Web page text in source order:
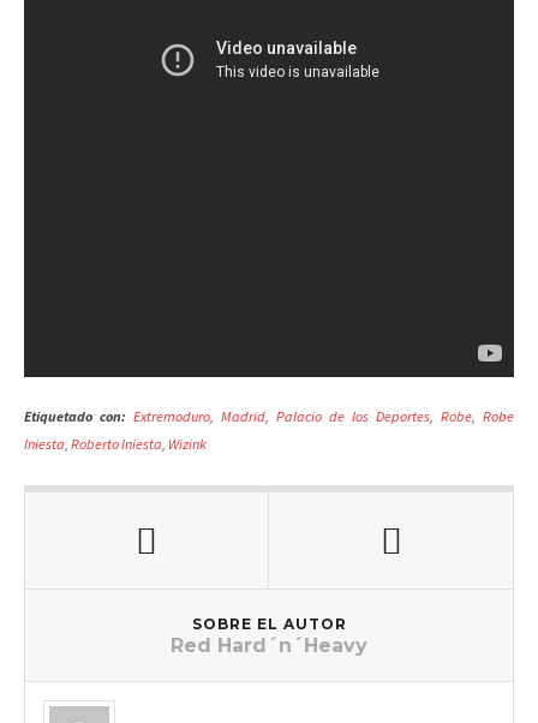
Etiquetado con: Extremoduro, Madrid, Palacio de los Deportes, Robe, Robe
Iniesta, Roberto Iniesta, Wizink
SOBRE EL AUTOR
Red Hard´n´Heavy